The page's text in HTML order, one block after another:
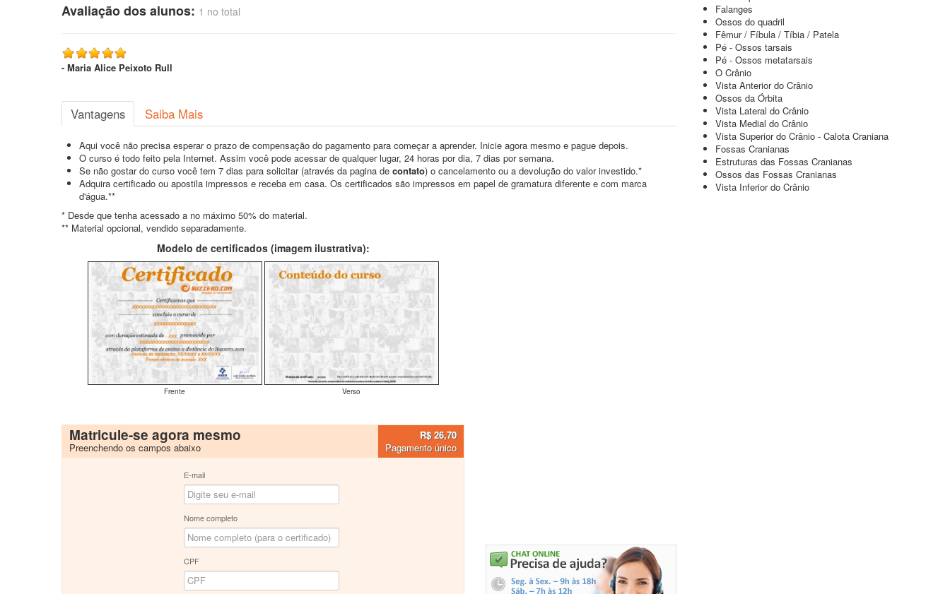
Avaliação dos alunos: 1 no total
- Maria Alice Peixoto Rull
Vantagens Saiba Mais
Aqui você não precisa esperar o prazo de compensação do pagamento para começar a aprender. Inicie agora mesmo e pague depois.
O curso é todo feito pela Internet. Assim você pode acessar de qualquer lugar, 24 horas por dia, 7 dias por semana.
Se não gostar do curso você tem 7 dias para solicitar (através da pagina de contato) o cancelamento ou a devolução do valor investido.*
Adquira certificado ou apostila impressos e receba em casa. Os certificados são impressos em papel de gramatura diferente e com marca
d'água.**
* Desde que tenha acessado a no máximo 50% do material.
** Material opcional, vendido separadamente.
Modelo de certificados (imagem ilustrativa):
Frente Verso
Matricule-se agora mesmo
Preenchendo os campos abaixo
R$ 26,70
Pagamento único
E-mail
Nome completo
CPF
Falanges
Ossos do quadril
Fêmur / Fíbula / Tíbia / Patela
Pé - Ossos tarsais
Pé - Ossos metatarsais
O Crânio
Vista Anterior do Crânio
Ossos da Órbita
Vista Lateral do Crânio
Vista Medial do Crânio
Vista Superior do Crânio - Calota Craniana
Fossas Cranianas
Estruturas das Fossas Cranianas
Ossos das Fossas Cranianas
Vista Inferior do Crânio